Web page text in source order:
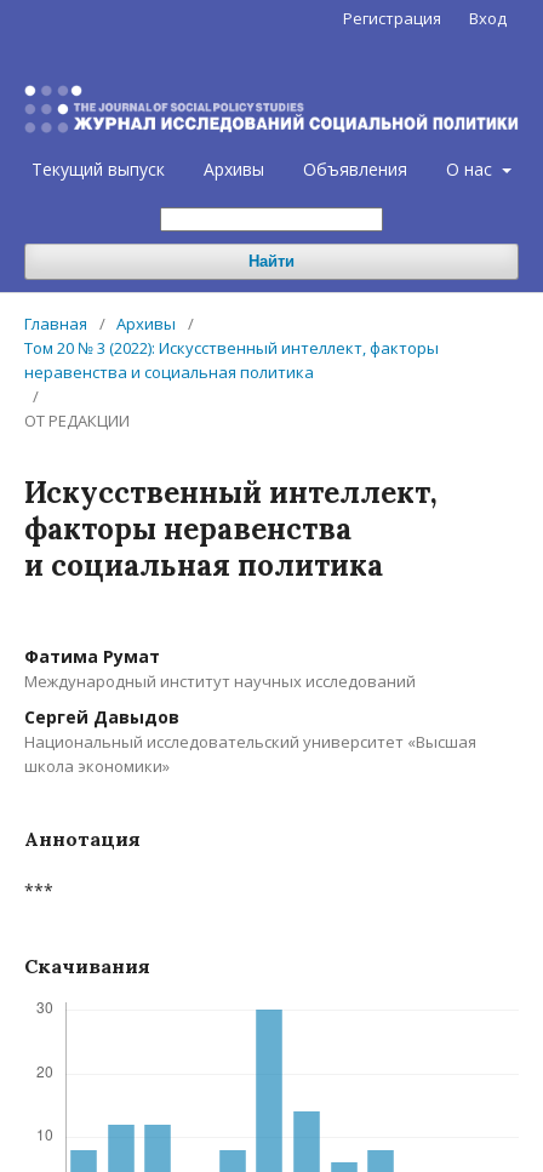
Текущий выпуск Архивы Объявления О нас
Найти
Регистрация Вход
Главная / Архивы
/
Том 20 № 3 (2022): Искусственный интеллект, факторы
неравенства и социальная политика
/
ОТ РЕДАКЦИИ
Искусственный интеллект,
факторы неравенства
и социальная политика
Фатима Румат
Международный институт научных исследований
Сергей Давыдов
Национальный исследовательский университет «Высшая
школа экономики»
Аннотация
***
Скачивания